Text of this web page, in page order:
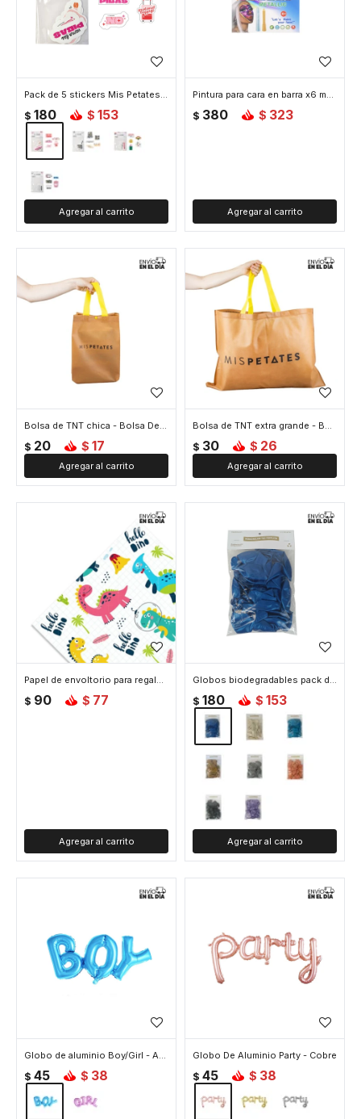
Pack de 5 stickers Mis Petates - Dichos
$ 180 $ 153
Pintura para cara en barra x6 metalizada
$ 380 $ 323
Bolsa de TNT chica - Bolsa De Tnt Chica
$ 20 $ 17
Bolsa de TNT extra grande - Bolsa De Tnt Extra Grande
$ 30 $ 26
Papel de envoltorio para regalo 70 cm por 100 cm - Dinosaurio
$ 90 $ 77
Globos biodegradables pack de 25 unidades - Azul
$ 180 $ 153
Globo de aluminio Boy/Girl - Azul
$ 45 $ 38
Globo De Aluminio Party - Cobre
$ 45 $ 38